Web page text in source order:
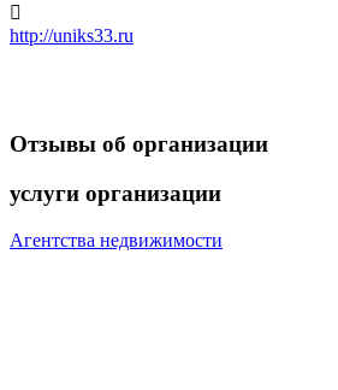

http://uniks33.ru
Отзывы об организации
услуги организации
Агентства недвижимости